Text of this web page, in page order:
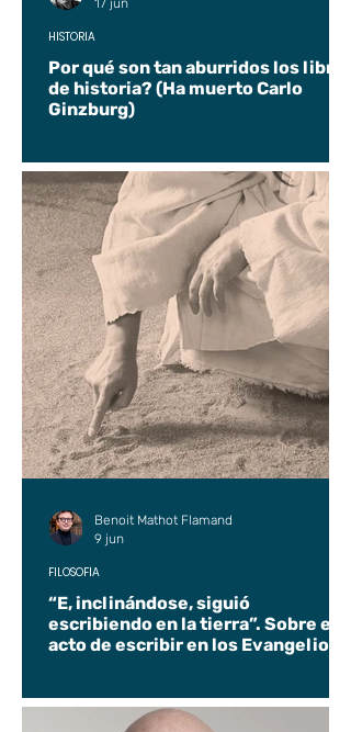
Por qué son tan aburridos los libros
de historia? (Ha muerto Carlo
Ginzburg)
HISTORIA
“E, inclinándose, siguió
escribiendo en la tierra”. Sobre el
acto de escribir en los Evangelios.
FILOSOFÍA
Benoit Mathot Flamand
9 jun